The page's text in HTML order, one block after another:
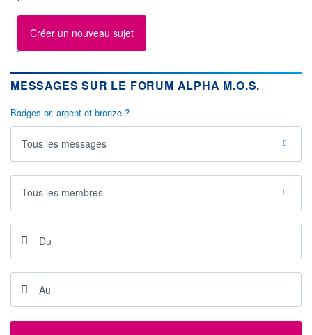
0,000
VOLUME
13 MEUR 19.12.24 / 15:06:37
0,000
RENDEMENT
ESTIMÉ 2026
- -
DIVIDENDE
0,00 EUR -
DIVIDENDE
-
ÉLIGIBILITÉ
Non éligible
Boursobank
Créer un nouveau sujet
MESSAGES SUR LE FORUM ALPHA M.O.S.
Badges or, argent et bronze ?
Tous les messages
Tous les membres